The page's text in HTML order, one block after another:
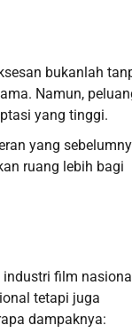
bukanlah
Namun,
yang tinggi.
yang
ruang lebih bagi
film
tetapi juga
dampaknya: